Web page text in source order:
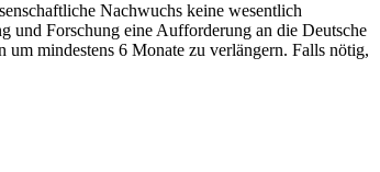
Nachwuchs keine wesentlich
und Forschung eine Aufforderung an die Deutsche
mindestens 6 Monate zu verlängern. Falls nötig,